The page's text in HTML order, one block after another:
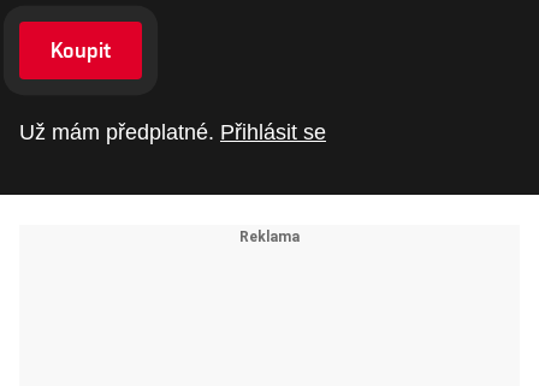
Koupit
Už mám předplatné. Přihlásit se